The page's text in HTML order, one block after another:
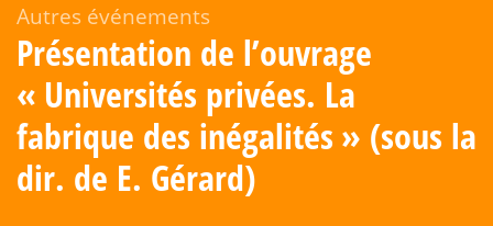
Autres événements
Présentation de l’ouvrage
« Universités privées. La
fabrique des inégalités » (sous la
dir. de E. Gérard)